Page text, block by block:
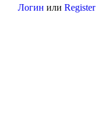
Логин или Register